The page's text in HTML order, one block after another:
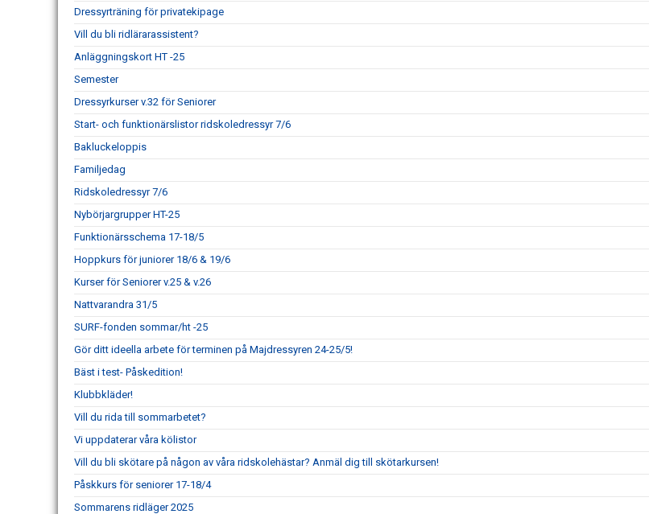
Dressyrträning för privatekipage
Vill du bli ridlärarassistent?
Anläggningskort HT -25
Semester
Dressyrkurser v.32 för Seniorer
Start- och funktionärslistor ridskoledressyr 7/6
Bakluckeloppis
Familjedag
Ridskoledressyr 7/6
Nybörjargrupper HT-25
Funktionärsschema 17-18/5
Hoppkurs för juniorer 18/6 & 19/6
Kurser för Seniorer v.25 & v.26
Nattvarandra 31/5
SURF-fonden sommar/ht -25
Gör ditt ideella arbete för terminen på Majdressyren 24-25/5!
Bäst i test- Påskedition!
Klubbkläder!
Vill du rida till sommarbetet?
Vi uppdaterar våra kölistor
Vill du bli skötare på någon av våra ridskolehästar? Anmäl dig till skötarkursen!
Påskkurs för seniorer 17-18/4
Sommarens ridläger 2025